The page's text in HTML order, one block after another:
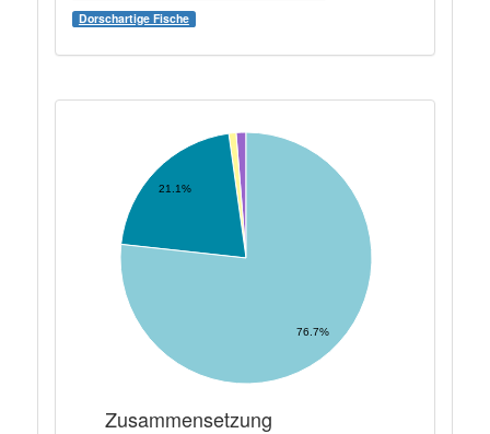
Dorschartige Fische
21.1%
76.7%
Zusammensetzung